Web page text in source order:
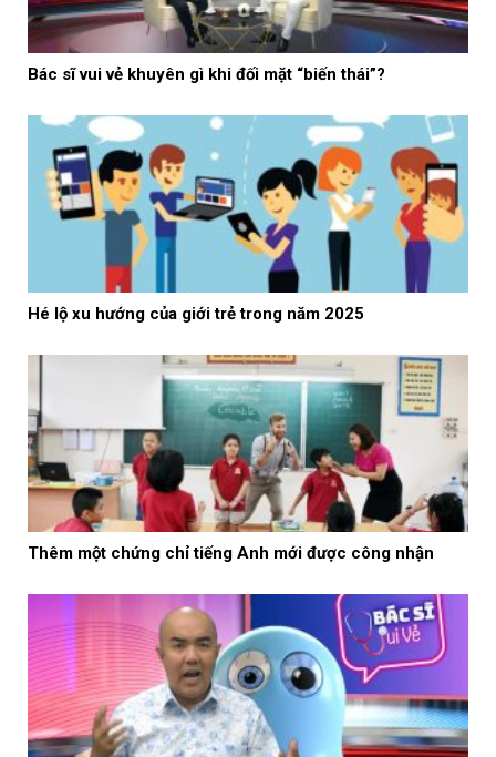
Bác sĩ vui vẻ khuyên gì khi đối mặt “biến thái”?
Hé lộ xu hướng của giới trẻ trong năm 2025
Thêm một chứng chỉ tiếng Anh mới được công nhận